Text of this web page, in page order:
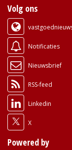
Volg ons
Notificaties
Nieuwsbrief
RSS-feed
Linkedin
X
Powered by